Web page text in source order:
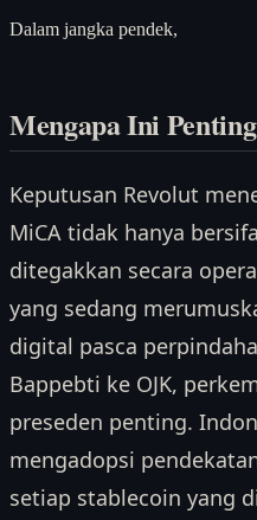
Dalam jangka pendek,
Mengapa Ini Penting
Keputusan Revolut
MiCA tidak hanya
ditegakkan secara
yang sedang
digital pasca
Bappebti ke OJK,
preseden penting.
mengadopsi
setiap stablecoin yang